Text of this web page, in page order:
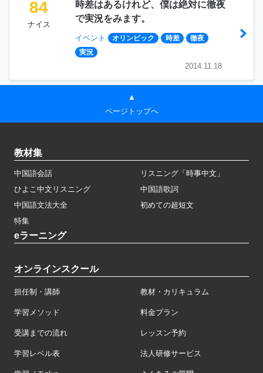
84
ナイス
時差はあるけれど、僕は絶対に徹夜
で実況をみます。
イベント オリンピック 時差
徹夜
実況
2014.11.18
▲
ページトップへ
教材集
中国語会話
リスニング「時事中文」
ひよこ中文リスニング
中国語歌詞
中国語文法大全
初めての超短文
特集
eラーニング
オンラインスクール
担任制・講師 教材・カリキュラム
学習メソッド 料金プラン
受講までの流れ レッスン予約
学習レベル表 法人研修サービス